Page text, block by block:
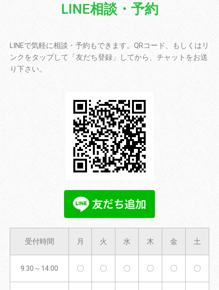
LINE相談・予約
LINEで気軽に相談・予約もできます。QRコード、もしくはリ
ンクをタップして「友だち登録」してから、チャットをお送
り下さい。
受付時間 月 火 水 木 金 土
9:30～14:00 〇 〇 〇 〇 〇 〇